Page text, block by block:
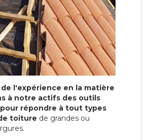
de l'expérience en la matière
à notre actifs des outils
répondre à tout types
toiture de grandes ou